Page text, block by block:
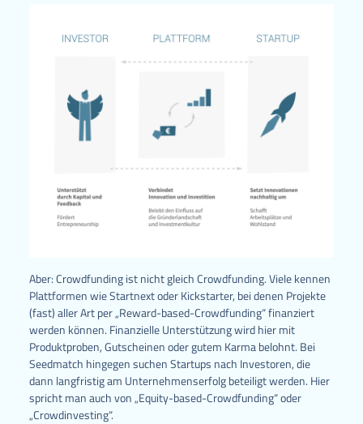
Aber: Crowdfunding ist nicht gleich Crowdfunding. Viele kennen
Plattformen wie Startnext oder Kickstarter, bei denen Projekte
(fast) aller Art per „Reward-based-Crowdfunding“ finanziert
werden können. Finanzielle Unterstützung wird hier mit
Produktproben, Gutscheinen oder gutem Karma belohnt. Bei
Seedmatch hingegen suchen Startups nach Investoren, die
dann langfristig am Unternehmenserfolg beteiligt werden. Hier
spricht man auch von „Equity-based-Crowdfunding“ oder
„Crowdinvesting“.